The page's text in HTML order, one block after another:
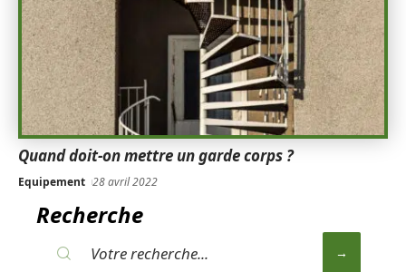
Quand doit-on mettre un garde corps ?
Equipement 28 avril 2022
Recherche